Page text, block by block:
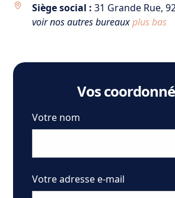
Siège social : 31 Grande Rue,
voir nos autres bureauxplus bas
Vos
Votre nom
Votre adresse e-mail